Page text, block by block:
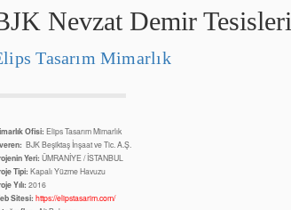
Nevzat Demir Tesisleri
Tasarım Mimarlık
Ofisi: Elips Tasarım Mimarlık
BJK Beşiktaş İnşaat ve Tic. A.Ş.
Yeri: ÜMRANİYE / İSTANBUL
Tipi: Kapalı Yüzme Havuzu
Yılı: 2016
Sitesi: https://elipstasarim.com/